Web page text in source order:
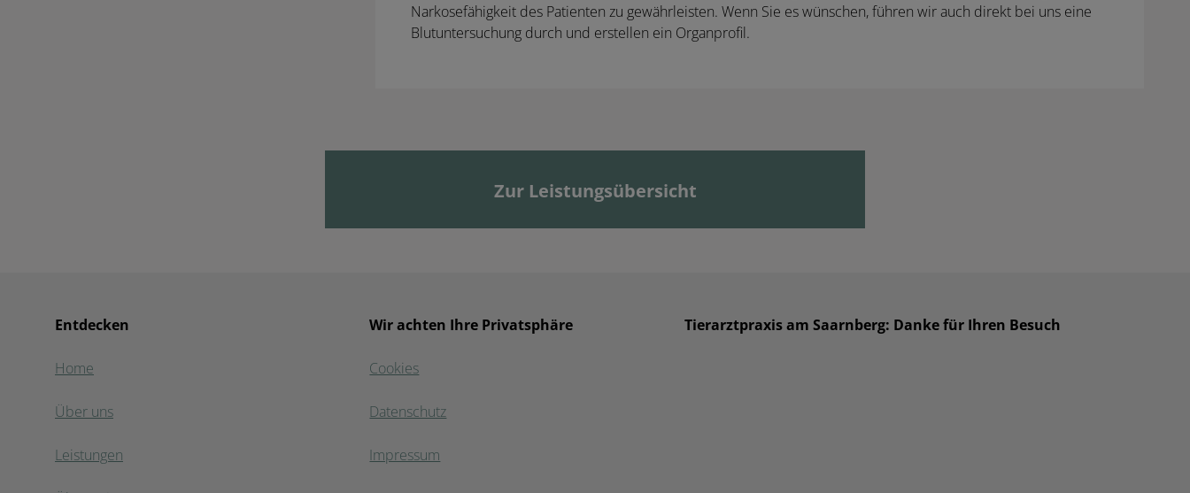
Narkosefähigkeit des Patienten zu gewährleisten. Wenn Sie es wünschen, führen wir auch direkt bei uns eine
Blutuntersuchung durch und erstellen ein Organprofil.
Zur Leistungsübersicht
Entdecken
Home
Über uns
Leistungen
Wir achten Ihre Privatsphäre
Cookies
Datenschutz
Impressum
Tierarztpraxis am Saarnberg: Danke für Ihren Besuch